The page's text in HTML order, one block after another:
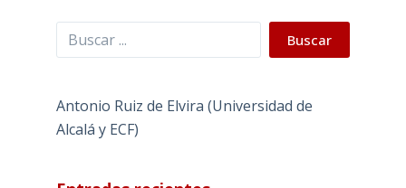
Buscar Buscar
Antonio Ruiz de Elvira (Universidad de
Alcalá y ECF)